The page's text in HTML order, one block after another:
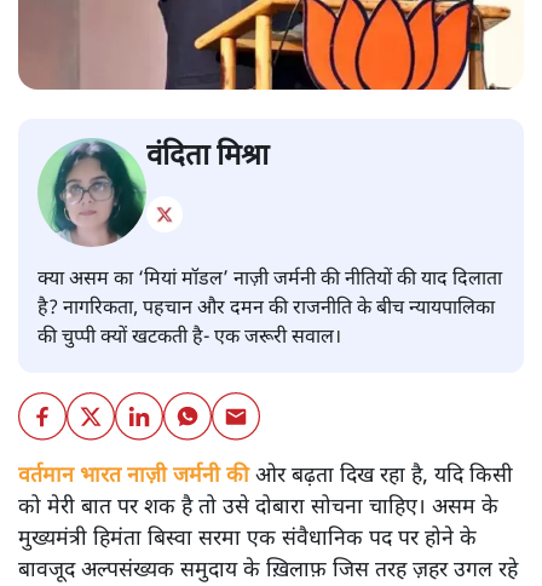
वंदिता मिश्रा
क्या असम का ‘मियां मॉडल’ नाज़ी जर्मनी की नीतियों की याद दिलाता
है? नागरिकता, पहचान और दमन की राजनीति के बीच न्यायपालिका
की चुप्पी क्यों खटकती है- एक जरूरी सवाल।
वर्तमान भारत नाज़ी जर्मनी कीओर बढ़ता दिख रहा है, यदि किसी
को मेरी बात पर शक है तो उसे दोबारा सोचना चाहिए। असम के
मुख्यमंत्री हिमंता बिस्वा सरमा एक संवैधानिक पद पर होने के
बावजूद अल्पसंख्यक समुदाय के ख़िलाफ़ जिस तरह ज़हर उगल रहे